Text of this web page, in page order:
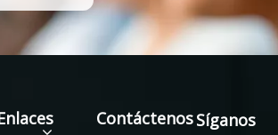
ContáctenosSíganos